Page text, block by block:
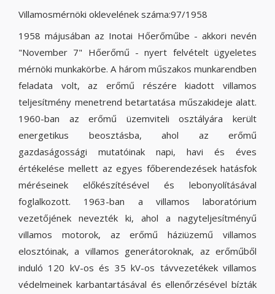
Villamosmérnöki oklevelének száma:97/1958
1958 májusában az Inotai Hőerőműbe - akkori nevén
"November 7" Hőerőmű - nyert felvételt ügyeletes
mérnöki munkakörbe. A három műszakos munkarendben
feladata volt, az erőmű részére kiadott villamos
teljesítmény menetrend betartatása műszakideje alatt.
1960-ban az erőmű üzemviteli osztályára került
energetikus beosztásba, ahol az erőmű
gazdaságossági mutatóinak napi, havi és éves
értékelése mellett az egyes főberendezések hatásfok
méréseinek előkészítésével és lebonyolításával
foglalkozott. 1963-ban a villamos laboratórium
vezetőjének nevezték ki, ahol a nagyteljesítményű
villamos motorok, az erőmű háziüzemű villamos
elosztóinak, a villamos generátoroknak, az erőműből
induló 120 kV-os és 35 kV-os távvezetékek villamos
védelmeinek karbantartásával és ellenőrzésével bízták